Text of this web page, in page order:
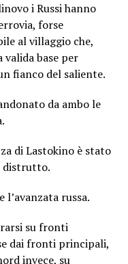
i Russi hanno
forse
al villaggio che,
valida base per
fianco del saliente.
da ambo le
di Lastokino è stato
distrutto.
russa.
su fronti
dai fronti principali,
invece, su